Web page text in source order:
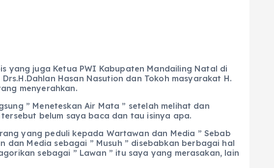
yang juga Ketua PWI Kabupaten Mandailing Natal di
Hasan Nasution dan Tokoh masyarakat H.
menyerahkan.
” Meneteskan Air Mata ” setelah melihat dan
belum saya baca dan tau isinya apa.
yang peduli kepada Wartawan dan Media ” Sebab
Media sebagai ” Musuh ” disebabkan berbagai hal
sebagai ” Lawan ” itu saya yang merasakan, lain